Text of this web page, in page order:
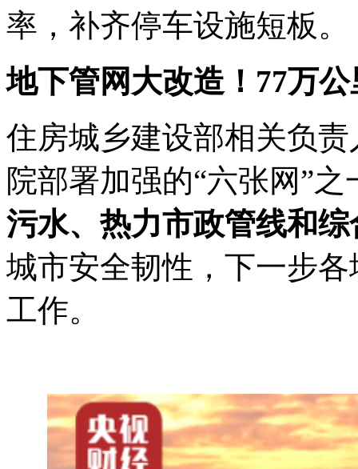
率，补齐停车设施短板。
地下管网大改造！77万
住房城乡建设部相关负
院部署加强的“六张网”之
污水、热力市政管线和
城市安全韧性，下一步
工作。